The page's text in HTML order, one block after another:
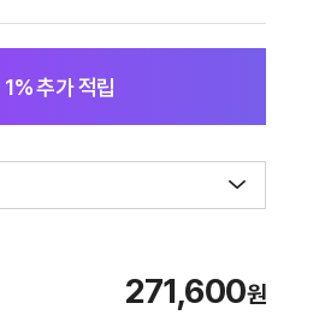
1% 추가 적립
271,600원